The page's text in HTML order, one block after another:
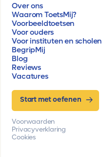
Over ons
Waarom ToetsMij?
Voorbeeldtoetsen
Voor ouders
Voor instituten en scholen
BegripMij
Blog
Reviews
Vacatures
Start met oefenen
Voorwaarden
Privacyverklaring
Cookies